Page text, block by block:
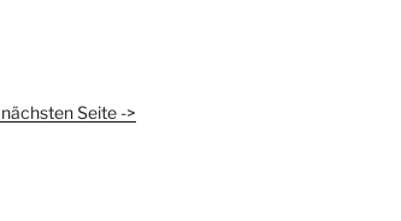
Seite ->